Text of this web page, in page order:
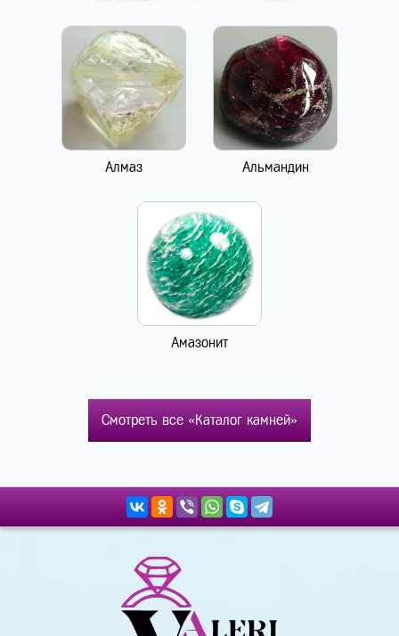
Алмаз Альмандин
Амазонит
Смотреть все «Каталог камней»